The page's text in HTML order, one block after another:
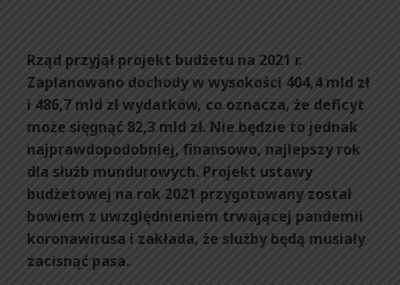
Rząd przyjął projekt budżetu na 2021 r.
Zaplanowano dochody w wysokości 404,4 mld zł
i 486,7 mld zł wydatków, co oznacza, że deficyt
może sięgnąć 82,3 mld zł. Nie będzie to jednak
najprawdopodobniej, finansowo, najlepszy rok
dla służb mundurowych. Projekt ustawy
budżetowej na rok 2021 przygotowany został
bowiem z uwzględnieniem trwającej pandemii
koronawirusa i zakłada, że służby będą musiały
zacisnąć pasa.